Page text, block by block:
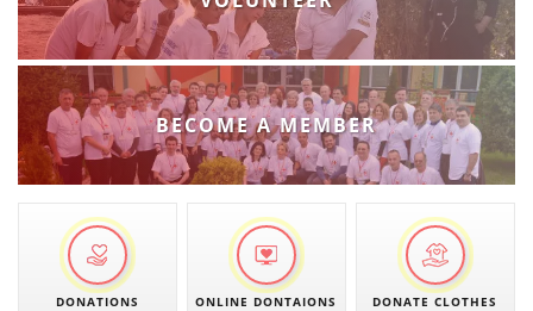
BECOME A MEMBER
DONATIONS ONLINE DONTAIONS DONATE CLOTHES